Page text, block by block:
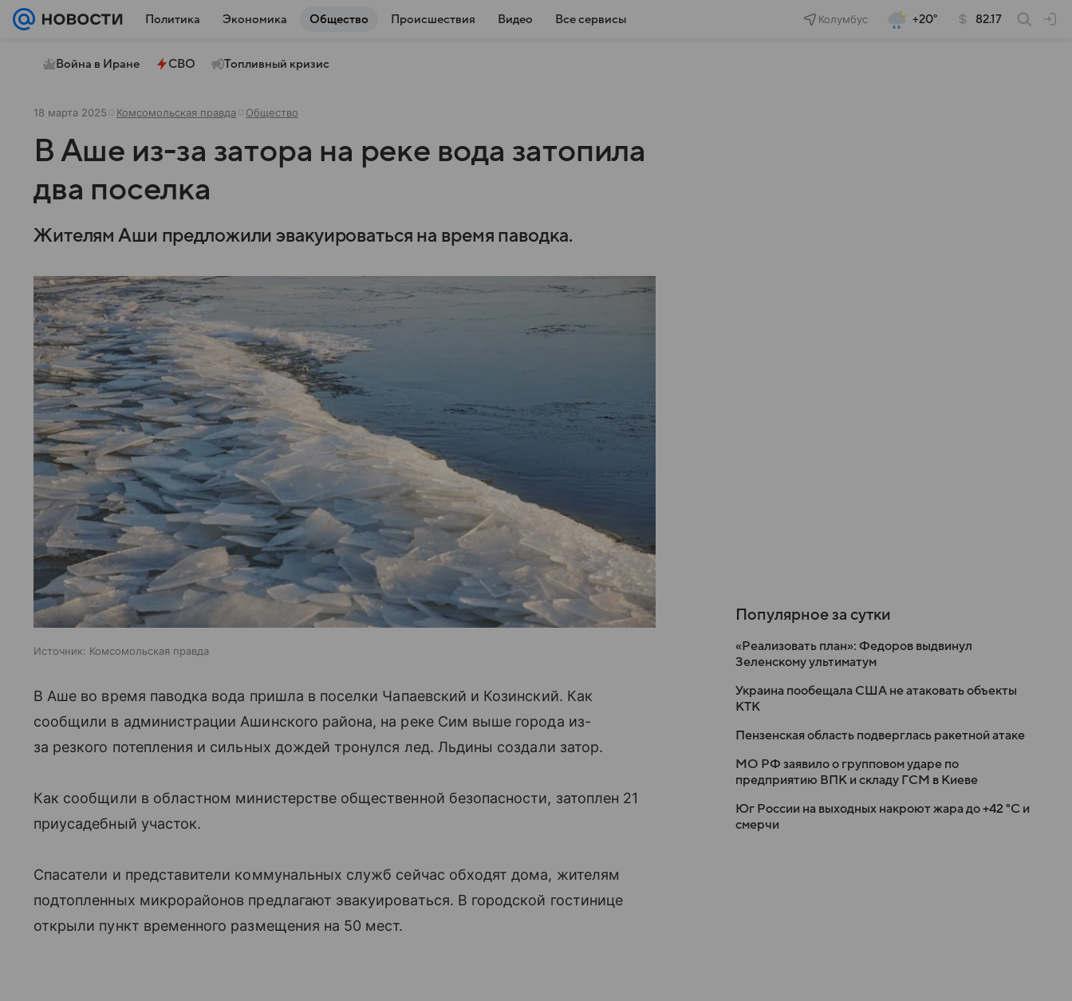
Политика Экономика Общество Происшествия Видео Все сервисы Колумбус +20° 82.17
Война в Иране СВО Топливный кризис
18 марта 2025 Комсомольская правда Общество
В Аше из-за затора на реке вода затопила
два поселка
Жителям Аши предложили эвакуироваться на время паводка.
Источник: Комсомольская правда
В Аше во время паводка вода пришла в поселки Чапаевский и Козинский. Как
сообщили в администрации Ашинского района, на реке Сим выше города из-
за резкого потепления и сильных дождей тронулся лед. Льдины создали затор.
Как сообщили в областном министерстве общественной безопасности, затоплен 21
приусадебный участок.
Спасатели и представители коммунальных служб сейчас обходят дома, жителям
подтопленных микрорайонов предлагают эвакуироваться. В городской гостинице
открыли пункт временного размещения на 50 мест.
Популярное за сутки
«Реализовать план»: Федоров выдвинул
Зеленскому ультиматум
Украина пообещала США не атаковать объекты
КТК
Пензенская область подверглась ракетной атаке
МО РФ заявило о групповом ударе по
предприятию ВПК и складу ГСМ в Киеве
Юг России на выходных накроют жара до +42 °C и
смерчи